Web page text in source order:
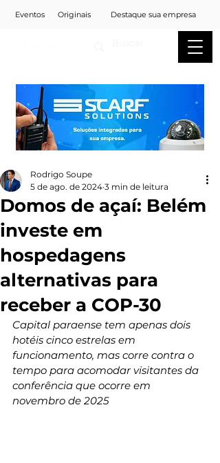
Eventos Originais Destaque sua empresa
Domos de açaí: Belém
investe em
hospedagens
alternativas para
receber a COP-30
Rodrigo Soupe
5 de ago. de 2024 3 min de leitura
Capital paraense tem apenas dois
hotéis cinco estrelas em
funcionamento, mas corre contra o
tempo para acomodar visitantes da
conferência que ocorre em
novembro de 2025